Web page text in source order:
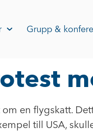
Grupp &
en flygskatt.
till USA,